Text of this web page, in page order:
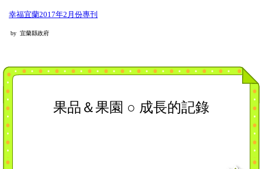
幸福宜蘭2017年2月份專刊
by 宜蘭縣政府
果品＆果園 ○ 成長的記錄